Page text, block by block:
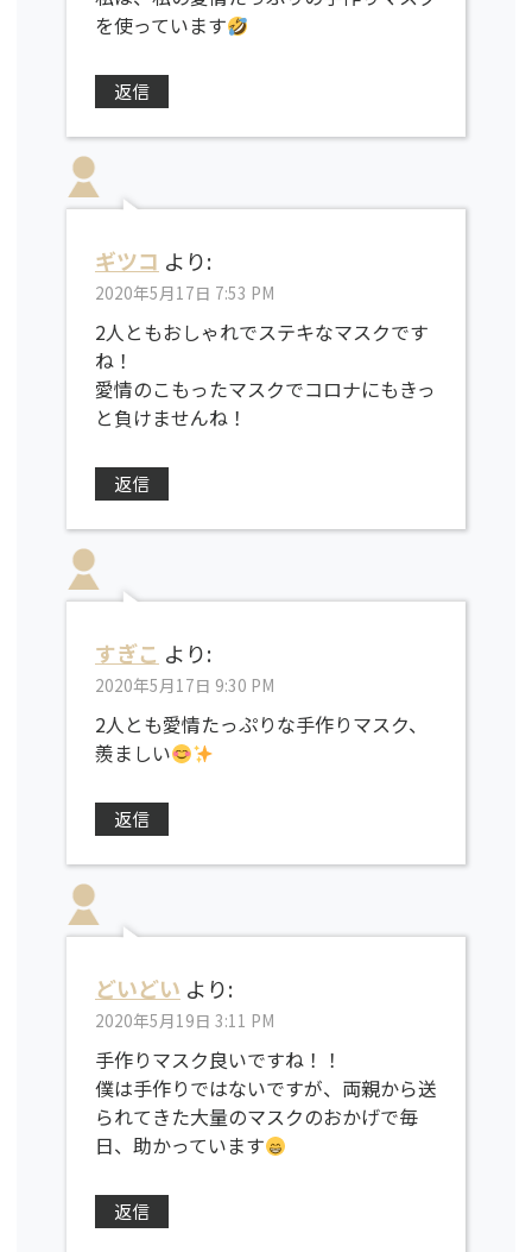
を使っています
返信
ギツコ より:
2020年5月17日 7:53 PM
2人ともおしゃれでステキなマスクです
ね！
愛情のこもったマスクでコロナにもきっ
と負けませんね！
返信
すぎこ より:
2020年5月17日 9:30 PM
2人とも愛情たっぷりな手作りマスク、
羨ましい
返信
どいどい より:
2020年5月19日 3:11 PM
手作りマスク良いですね！！
僕は手作りではないですが、両親から送
られてきた大量のマスクのおかげで毎
日、助かっています
返信